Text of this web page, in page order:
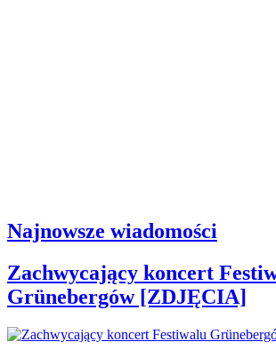
Najnowsze wiadomości
Zachwycający koncert
Grünebergów [ZDJĘCIA]